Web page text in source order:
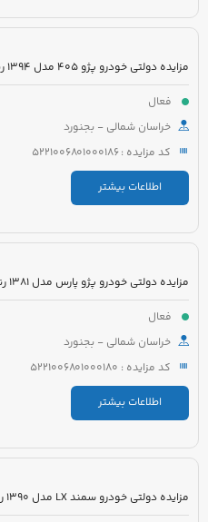
فعال
خراسان شمالی - بجنورد
کد مزایده : 5221006801000186
اطلاعات بیشتر
فعال
خراسان شمالی - بجنورد
کد مزایده : 5221006801000180
اطلاعات بیشتر